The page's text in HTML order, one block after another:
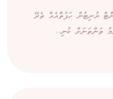
ޔުނިޓުން ހަފުތާއެއް ތެރޭ
ތަންތަނަށް ކުނި...